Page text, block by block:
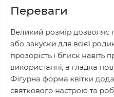
Переваги
Великий розмір дозволяє
або закуски для всієї
прозорість і блиск навіть
використанні, а гладка
Фігурна форма квітки
святкового настрою та